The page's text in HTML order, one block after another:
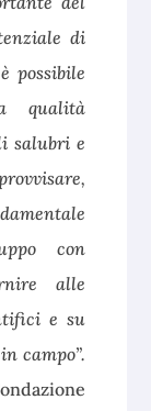
di
possibile
qualità
salubri e
con
alle
e su
campo”.